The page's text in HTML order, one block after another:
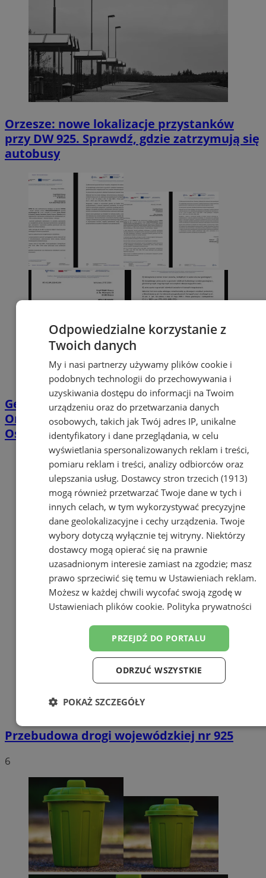
Orzesze: nowe lokalizacje przystanków
przy DW 925. Sprawdź, gdzie zatrzymują się
autobusy
Geodeci wejdą na nieruchomości w
Orzeszu. Chodzi o projekt linii Katowice–
Ostrawa
Przebudowa drogi wojewódzkiej nr 925
6
Odpowiedzialne korzystanie z
Twoich danych
My i nasi partnerzy używamy plików cookie i
podobnych technologii do przechowywania i
uzyskiwania dostępu do informacji na Twoim
urządzeniu oraz do przetwarzania danych
osobowych, takich jak Twój adres IP, unikalne
identyfikatory i dane przeglądania, w celu
wyświetlania spersonalizowanych reklam i treści,
pomiaru reklam i treści, analizy odbiorców oraz
ulepszania usług. Dostawcy stron trzecich (1913)
mogą również przetwarzać Twoje dane w tych i
innych celach, w tym wykorzystywać precyzyjne
dane geolokalizacyjne i cechy urządzenia. Twoje
wybory dotyczą wyłącznie tej witryny. Niektórzy
dostawcy mogą opierać się na prawnie
uzasadnionym interesie zamiast na zgodzie; masz
prawo sprzeciwić się temu w Ustawieniach reklam.
Możesz w każdej chwili wycofać swoją zgodę w
Ustawieniach plików cookie. Polityka prywatności
PRZEJDŹ DO PORTALU
ODRZUĆ WSZYSTKIE
POKAŻ SZCZEGÓŁY
Niezbędne Wydajność Targetowanie
Funkcjonalność
Wydajność
Targetowanie
Funkcjonalność
Niesklasyfikowane